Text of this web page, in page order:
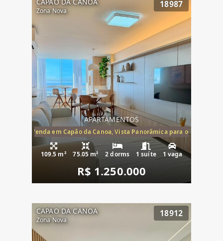
Zona Nova
18987
APARTAMENTOS
Mar à Venda em Capão da Canoa, Vista Panorâmica para o Mar, 2
109.5 m² 75.05 m² 2 dorms 1 suíte 1 vaga
R$ 1.250.000
CAPAO DA CANOA
Zona Nova
18912